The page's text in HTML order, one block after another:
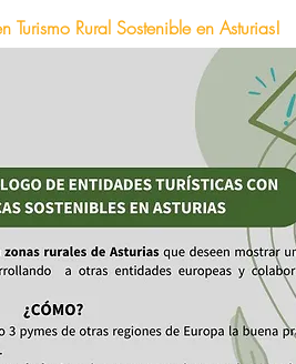
Turismo Rural Sostenible en Asturias!